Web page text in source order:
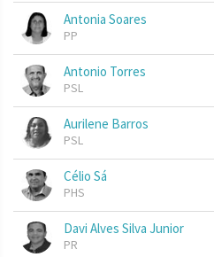
Antonia Soares
PP
Antonio Torres
PSL
Aurilene Barros
PSL
Célio Sá
PHS
Davi Alves Silva Junior
PR